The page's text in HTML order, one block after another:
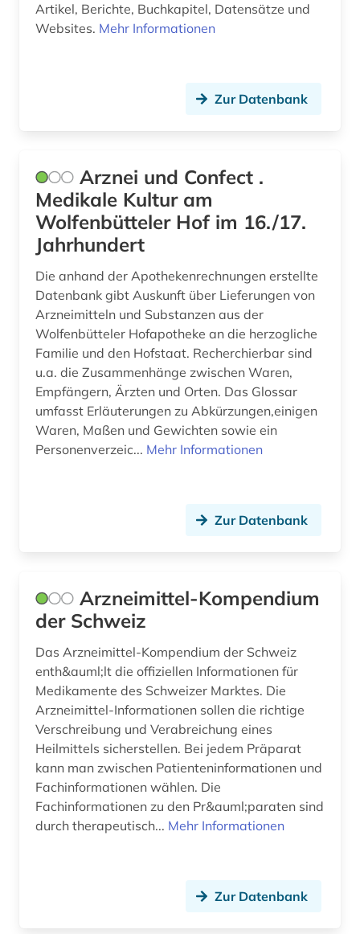
jugendhilfe (1)
karzinom (1)
katastrophenschutz (1)
kinderheilkunde (1)
klassifikation (3)
klassifizierung (1)
klinische forschung (1)
klinische studie (2)
konfekt (1)
kongress (1)
kontrollierte klinische studie (2)
kontrolliertes vokabular (3)
kosmologie (1)
krankenhaus (4)
krankenhausbau (1)
krankenhausverwaltung (1)
Artikel, Berichte, Buchkapitel, Datensätze und
Websites. Mehr Informationen
Zur Datenbank
Arznei und Confect .
Medikale Kultur am
Wolfenbütteler Hof im 16./17.
Jahrhundert
Die anhand der Apothekenrechnungen erstellte
Datenbank gibt Auskunft über Lieferungen von
Arzneimitteln und Substanzen aus der
Wolfenbütteler Hofapotheke an die herzogliche
Familie und den Hofstaat. Recherchierbar sind
u.a. die Zusammenhänge zwischen Waren,
Empfängern, Ärzten und Orten. Das Glossar
umfasst Erläuterungen zu Abkürzungen,einigen
Waren, Maßen und Gewichten sowie ein
Personenverzeic... Mehr Informationen
Zur Datenbank
Arzneimittel-Kompendium
der Schweiz
Das Arzneimittel-Kompendium der Schweiz
enth&auml;lt die offiziellen Informationen für
Medikamente des Schweizer Marktes. Die
Arzneimittel-Informationen sollen die richtige
Verschreibung und Verabreichung eines
Heilmittels sicherstellen. Bei jedem Präparat
kann man zwischen Patienteninformationen und
Fachinformationen wählen. Die
Fachinformationen zu den Pr&auml;paraten sind
durch therapeutisch... Mehr Informationen
Zur Datenbank